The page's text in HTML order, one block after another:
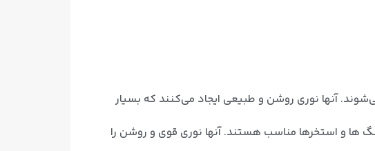
آنها نوری روشن و طبیعی ایجاد می‌کنند که بسیار
ها و استخرها مناسب هستند. آنها نوری قوی و روشن را